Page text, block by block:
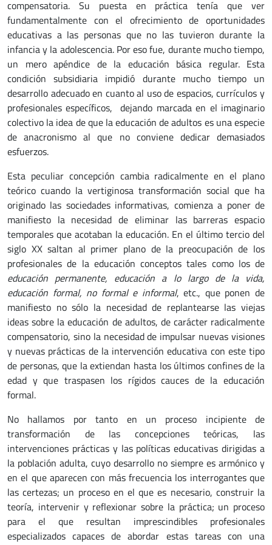
compensatoria. Su puesta en práctica tenía que ver
fundamentalmente con el ofrecimiento de oportunidades
educativas a las personas que no las tuvieron durante la
infancia y la adolescencia. Por eso fue, durante mucho tiempo,
un mero apéndice de la educación básica regular. Esta
condición subsidiaria impidió durante mucho tiempo un
desarrollo adecuado en cuanto al uso de espacios, currículos y
profesionales específicos, dejando marcada en el imaginario
colectivo la idea de que la educación de adultos es una especie
de anacronismo al que no conviene dedicar demasiados
esfuerzos.
Esta peculiar concepción cambia radicalmente en el plano
teórico cuando la vertiginosa transformación social que ha
originado las sociedades informativas, comienza a poner de
manifiesto la necesidad de eliminar las barreras espacio
temporales que acotaban la educación. En el último tercio del
siglo XX saltan al primer plano de la preocupación de los
profesionales de la educación conceptos tales como los de
educación permanente, educación a lo largo de la vida,
educación formal, no formal e informal, etc., que ponen de
manifiesto no sólo la necesidad de replantearse las viejas
ideas sobre la educación de adultos, de carácter radicalmente
compensatorio, sino la necesidad de impulsar nuevas visiones
y nuevas prácticas de la intervención educativa con este tipo
de personas, que la extiendan hasta los últimos confines de la
edad y que traspasen los rígidos cauces de la educación
formal.
No hallamos por tanto en un proceso incipiente de
transformación de las concepciones teóricas, las
intervenciones prácticas y las políticas educativas dirigidas a
la población adulta, cuyo desarrollo no siempre es armónico y
en el que aparecen con más frecuencia los interrogantes que
las certezas; un proceso en el que es necesario, construir la
teoría, intervenir y reflexionar sobre la práctica; un proceso
para el que resultan imprescindibles profesionales
especializados capaces de abordar estas tareas con una